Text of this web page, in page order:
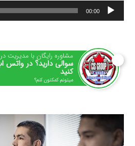
پخش‌کننده
صوت
00:00
مشاوره رایگان با مدیریت
سوالی دارید؟ در واتس
کنید
میتونم کمکتون کنم؟